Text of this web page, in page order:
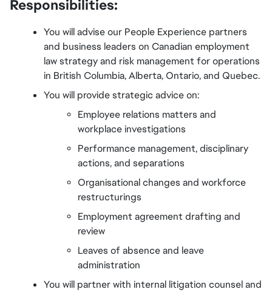
Responsibilities:
You will advise our People Experience partners
and business leaders on Canadian employment
law strategy and risk management for operations
in British Columbia, Alberta, Ontario, and Quebec.
You will provide strategic advice on:
Employee relations matters and
workplace investigations
Performance management, disciplinary
actions, and separations
Organisational changes and workforce
restructurings
Employment agreement drafting and
review
Leaves of absence and leave
administration
You will partner with internal litigation counsel and